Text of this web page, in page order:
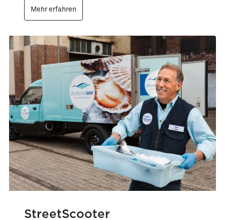
Mehr erfahren
StreetScooter